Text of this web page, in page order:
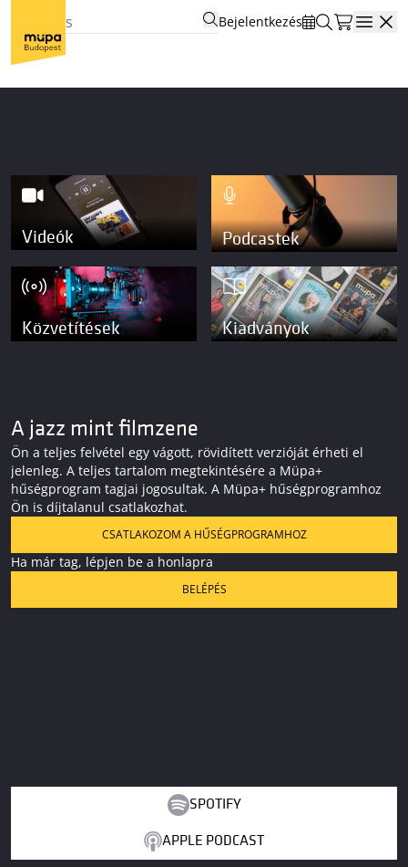
Bejelentkezés
Videók Podcastek
Közvetítések Kiadványok
A jazz mint filmzene
Ön a teljes felvétel egy vágott, rövidített verzióját érheti el
jelenleg. A teljes tartalom megtekintésére a Müpa+
hűségprogram tagjai jogosultak. A Müpa+ hűségprogramhoz
Ön is díjtalanul csatlakozhat.
CSATLAKOZOM A HŰSÉGPROGRAMHOZ
Ha már tag, lépjen be a honlapra
BELÉPÉS
SPOTIFY
APPLE PODCAST